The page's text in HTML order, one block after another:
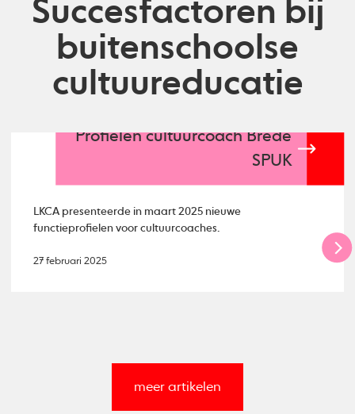
Succesfactoren bij
buitenschoolse
cultuureducatie
Profielen cultuurcoach Brede
SPUK
LKCA presenteerde in maart 2025 nieuwe
functieprofielen voor cultuurcoaches.
27 februari 2025
meer artikelen